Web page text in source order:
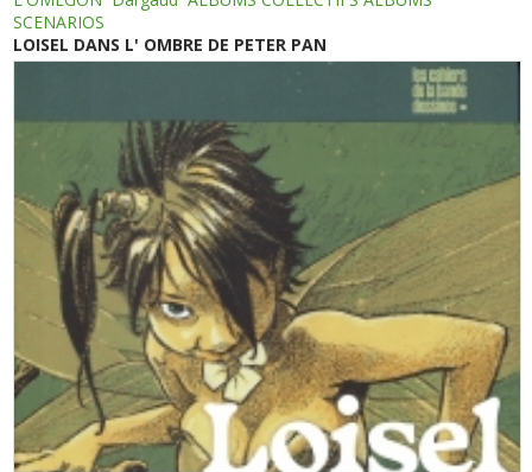
SCENARIOS
LOISEL DANS L' OMBRE DE PETER PAN